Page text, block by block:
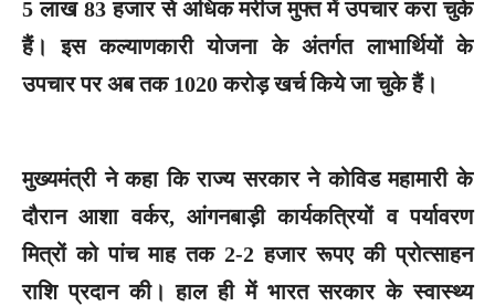
5 लाख 83 हजार से अधिक मरीज मुफ्त में उपचार करा चुके
हैं। इस कल्याणकारी योजना के अंतर्गत लाभार्थियों के
उपचार पर अब तक 1020 करोड़ खर्च किये जा चुके हैं।
मुख्यमंत्री ने कहा कि राज्य सरकार ने कोविड महामारी के
दौरान आशा वर्कर, आंगनबाड़ी कार्यकत्रियों व पर्यावरण
मित्रों को पांच माह तक 2-2 हजार रूपए की प्रोत्साहन
राशि प्रदान की। हाल ही में भारत सरकार के स्वास्थ्य